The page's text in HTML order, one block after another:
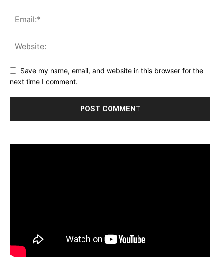
Save my name, email, and website in this browser for the
next time I comment.